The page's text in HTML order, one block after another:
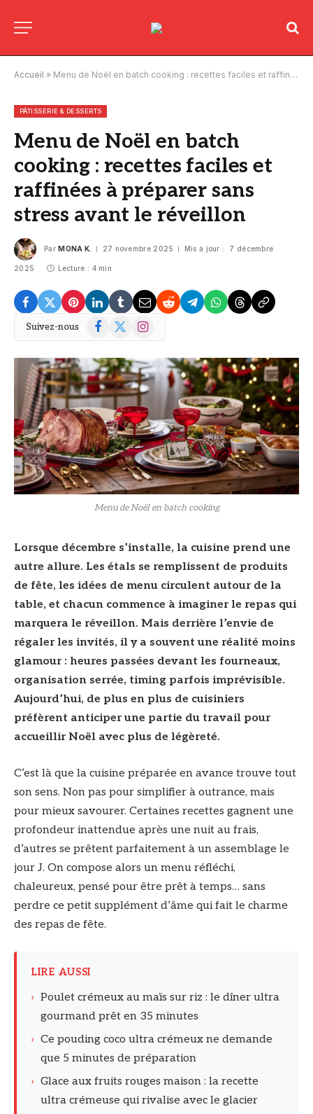
Accueil » Menu de Noël en batch cooking : recettes faciles et raffinées à préparer sans stress avant le réveillon
PÂTISSERIE & DESSERTS
Menu de Noël en batch
cooking : recettes faciles et
raffinées à préparer sans
stress avant le réveillon
Par MONA K. 27 novembre 2025 Mis à jour : 7 décembre
2025 Lecture : 4 min
Suivez-nous Facebook
X
Instagram
Menu de Noël en batch cooking
Lorsque décembre s’installe, la cuisine prend une
autre allure. Les étals se remplissent de produits
de fête, les idées de menu circulent autour de la
table, et chacun commence à imaginer le repas qui
marquera le réveillon. Mais derrière l’envie de
régaler les invités, il y a souvent une réalité moins
glamour : heures passées devant les fourneaux,
organisation serrée, timing parfois imprévisible.
Aujourd’hui, de plus en plus de cuisiniers
préfèrent anticiper une partie du travail pour
accueillir Noël avec plus de légèreté.
C’est là que la cuisine préparée en avance trouve tout
son sens. Non pas pour simplifier à outrance, mais
pour mieux savourer. Certaines recettes gagnent une
profondeur inattendue après une nuit au frais,
d’autres se prêtent parfaitement à un assemblage le
jour J. On compose alors un menu réfléchi,
chaleureux, pensé pour être prêt à temps… sans
perdre ce petit supplément d’âme qui fait le charme
des repas de fête.
LIRE AUSSI
› Poulet crémeux au maïs sur riz : le dîner ultra
gourmand prêt en 35 minutes
› Ce pouding coco ultra crémeux ne demande
que 5 minutes de préparation
› Glace aux fruits rouges maison : la recette
ultra crémeuse qui rivalise avec le glacier